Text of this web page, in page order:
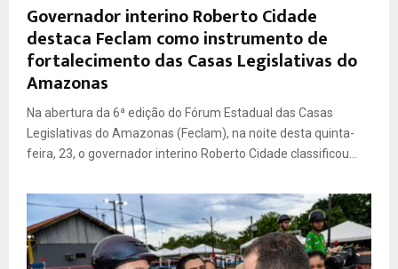
Governador interino Roberto Cidade
destaca Feclam como instrumento de
fortalecimento das Casas Legislativas do
Amazonas
Na abertura da 6ª edição do Fórum Estadual das Casas
Legislativas do Amazonas (Feclam), na noite desta quinta-
feira, 23, o governador interino Roberto Cidade classificou...